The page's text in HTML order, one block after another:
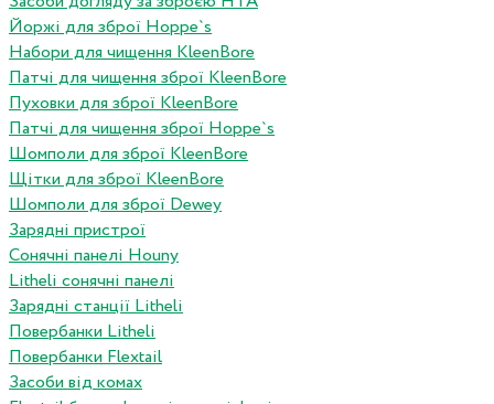
Йоржі для зброї Hoppe`s
Набори для чищення KleenBore
Патчі для чищення зброї KleenBore
Пуховки для зброї KleenBore
Патчі для чищення зброї Hoppe`s
Шомполи для зброї KleenBore
Щітки для зброї KleenBore
Шомполи для зброї Dewey
Зарядні пристрої
Сонячні панелі Houny
Litheli сонячні панелі
Зарядні станції Litheli
Повербанки Litheli
Повербанки Flextail
Засоби від комах